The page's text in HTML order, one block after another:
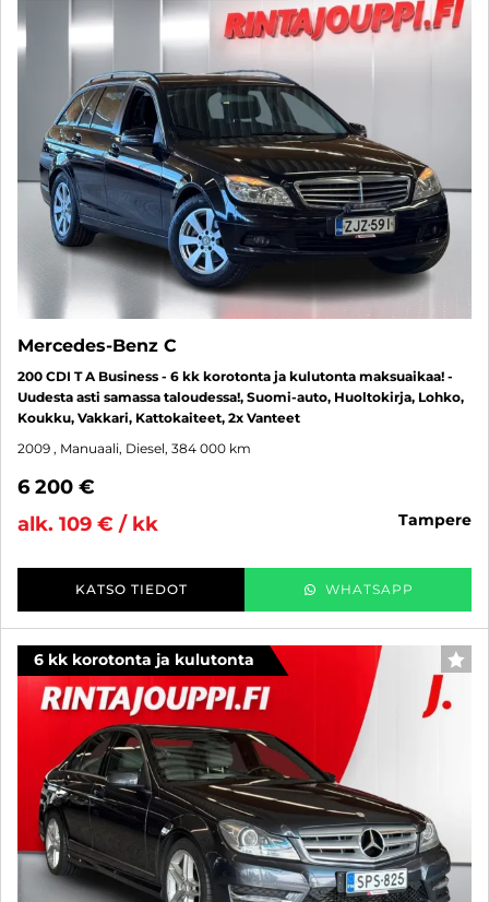
Mercedes-Benz C
200 CDI T A Business - 6 kk korotonta ja kulutonta maksuaikaa! -
Uudesta asti samassa taloudessa!, Suomi-auto, Huoltokirja, Lohko,
Koukku, Vakkari, Kattokaiteet, 2x Vanteet
2009 , Manuaali, Diesel, 384 000 km
6 200 €
alk. 109 € / kk
tampere
KATSO TIEDOT WHATSAPP
6 kk korotonta ja kulutonta